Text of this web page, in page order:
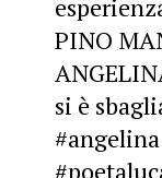
PINO
si è
#angelina